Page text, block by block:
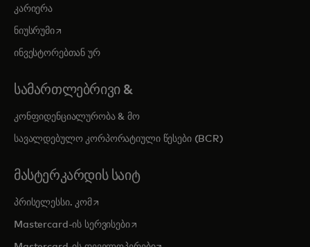
კარიერა
ნიუსრუმიopens in a new tab
ინვესტორებთან ურ
ᲡᲐᲛᲐᲠᲗᲚᲔᲑᲠᲘᲕᲘ &
კონფიდენციალურობა & მო
სავალდებულო კორპორატიული წესები (BCR)
ᲛᲐᲡᲢᲔᲠᲙᲐᲠᲓᲘᲡ ᲡᲐᲘᲢ
პრისელესსი. კომopens in a new tab
Mastercard-ის სერვისებიopens in a new tab